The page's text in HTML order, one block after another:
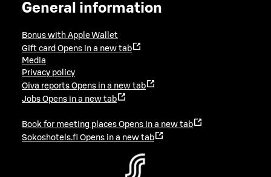
General information
Bonus with Apple Wallet
Gift card Opens in a new tab
Media
Privacy policy
Oiva reports Opens in a new tab
Jobs Opens in a new tab
Book for meeting places Opens in a new tab
Sokoshotels.fi Opens in a new tab